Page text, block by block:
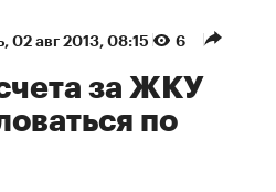
⁠, 02 авг 2013, 08:15 6
за ЖКУ
по